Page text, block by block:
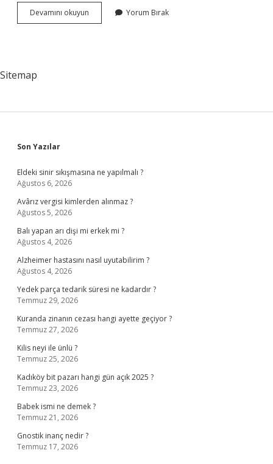
Devamını okuyun Borsada
10
Yorum Bırak
Sitemap
Sidebar
Son Yazılar
Eldeki sinir sıkışmasına ne yapılmalı ?
Ağustos 6, 2026
Avârız vergisi kimlerden alınmaz ?
Ağustos 5, 2026
Balı yapan arı dişi mi erkek mi ?
Ağustos 4, 2026
Alzheimer hastasını nasıl uyutabilirim ?
Ağustos 4, 2026
Yedek parça tedarik süresi ne kadardır ?
Temmuz 29, 2026
Kuranda zinanın cezası hangi ayette geçiyor ?
Temmuz 27, 2026
Kilis neyi ile ünlü ?
Temmuz 25, 2026
Kadıköy bit pazarı hangi gün açık 2025 ?
Temmuz 23, 2026
Babek ismi ne demek ?
Temmuz 21, 2026
Gnostik inanç nedir ?
Temmuz 17, 2026